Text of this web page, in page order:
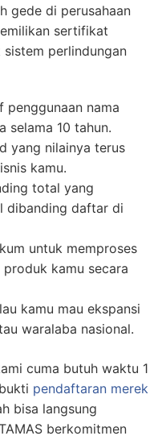
gede di perusahaan
sertifikat
perlindungan
penggunaan nama
selama 10 tahun.
yang nilainya terus
kamu.
total yang
dibanding daftar di
untuk memproses
kamu secara
kamu mau ekspansi
waralaba nasional.
cuma butuh waktu 1
pendaftaran merek
bisa langsung
berkomitmen